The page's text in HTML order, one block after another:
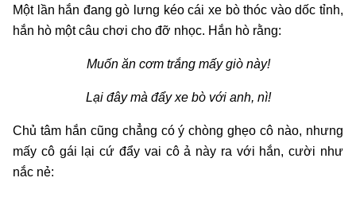
Một lần hắn đang gò lưng kéo cái xe bò thóc vào dốc tỉnh,
hắn hò một câu chơi cho đỡ nhọc. Hắn hò rằng:
Muốn ăn cơm trắng mấy giò này!
Lại đây mà đẩy xe bò với anh, nì!
Chủ tâm hắn cũng chẳng có ý chòng ghẹo cô nào, nhưng
mấy cô gái lại cứ đẩy vai cô ả này ra với hắn, cười như
nắc nẻ: